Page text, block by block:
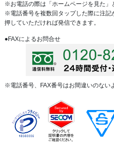
※お電話の際は「ホームページを見た」
※電話番号を複数回タップした際に注記
押していただければ発信できます。
●FAXによるお問合せ
※電話番号、FAX番号はお間違いのない